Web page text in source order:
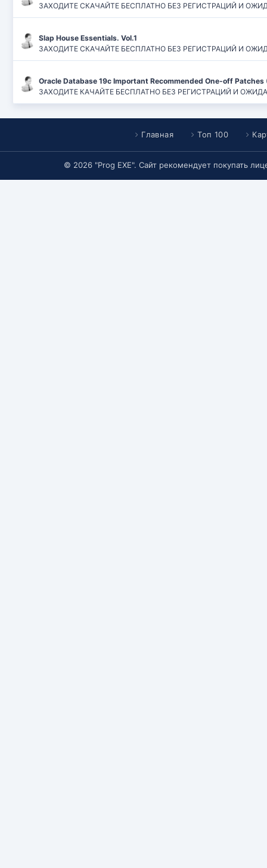
ЗАХОДИТЕ СКАЧАЙТЕ БЕСПЛАТНО БЕЗ РЕГИСТРАЦИЙ И
Slap House Essentials. Vol.1
ЗАХОДИТЕ СКАЧАЙТЕ БЕСПЛАТНО БЕЗ РЕГИСТРАЦИЙ И
Oracle Database 19c Important Recommended One-off Patches
ЗАХОДИТЕ КАЧАЙТЕ БЕСПЛАТНО БЕЗ РЕГИСТРАЦИЙ И
Главная Топ 100
© 2026 "Prog EXE". Сайт рекомендует покупать